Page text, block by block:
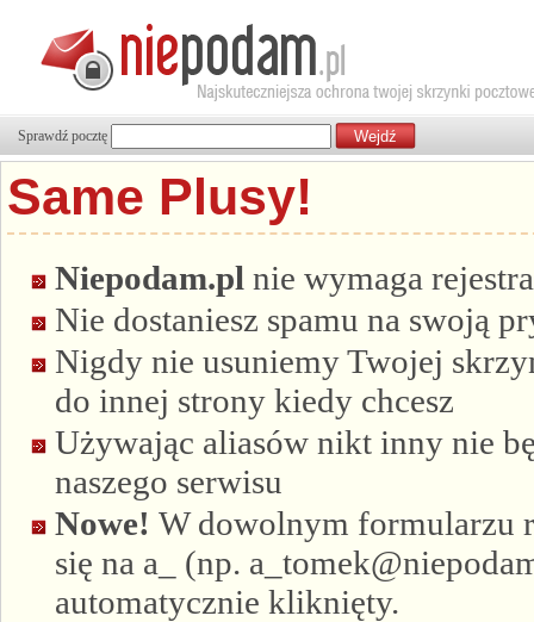
Sprawdź pocztę
Same Plusy!
Niepodam.pl nie wymaga
Nie dostaniesz spamu na swoją
Nigdy nie usuniemy Twojej
do innej strony kiedy chcesz
Używając aliasów nikt inny nie
naszego serwisu
Nowe! W dowolnym formularzu
się na a_ (np.
automatycznie kliknięty.